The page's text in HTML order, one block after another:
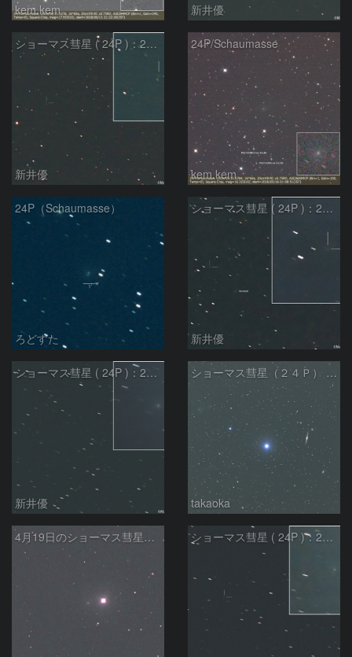
kem.kem 新井優
ショーマス彗星 ( 24P )：2026/05/19
新井優
24P/Schaumasse
kem.kem
24P（Schaumasse）
ろどすた
ショーマス彗星 ( 24P )：2026/05/07
新井優
ショーマス彗星 ( 24P )：2026/04/22
新井優
ショーマス彗星（２４Ｐ） 、ＮＧＣ５７４６、ＮＧＣ５７３８の共演
takaoka
4月19日のショーマス彗星（24P） ショーマス彗星 ( 24P )：2026/04/13